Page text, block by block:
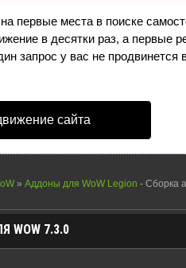
первые места в поиске
в десятки раз, а первые
запрос у вас не продвинется
сайта
» Аддоны для WoW Legion - Сборка
7.3.0